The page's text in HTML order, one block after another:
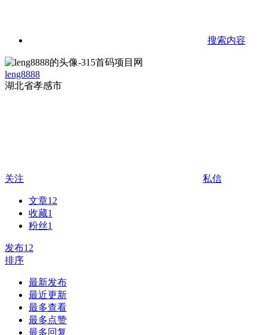
搜索内容
leng8888
湖北省孝感市
关注 私信
文章12
收藏1
粉丝1
发布12
排序
最新发布
最近更新
最多查看
最多点赞
最多回复